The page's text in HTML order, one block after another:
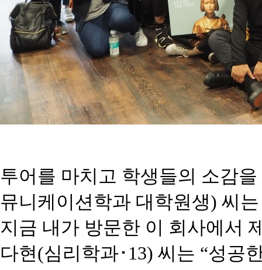
투어를 마치고 학생들의 소감
뮤니케이션학과 대학원생) 씨
지금 내가 방문한 이 회사에서
다현(심리학과･13) 씨는 “성공